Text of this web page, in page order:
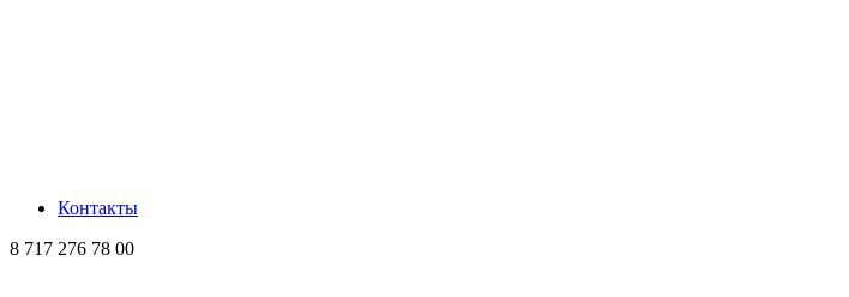
Контакты
8 717 276 78 00